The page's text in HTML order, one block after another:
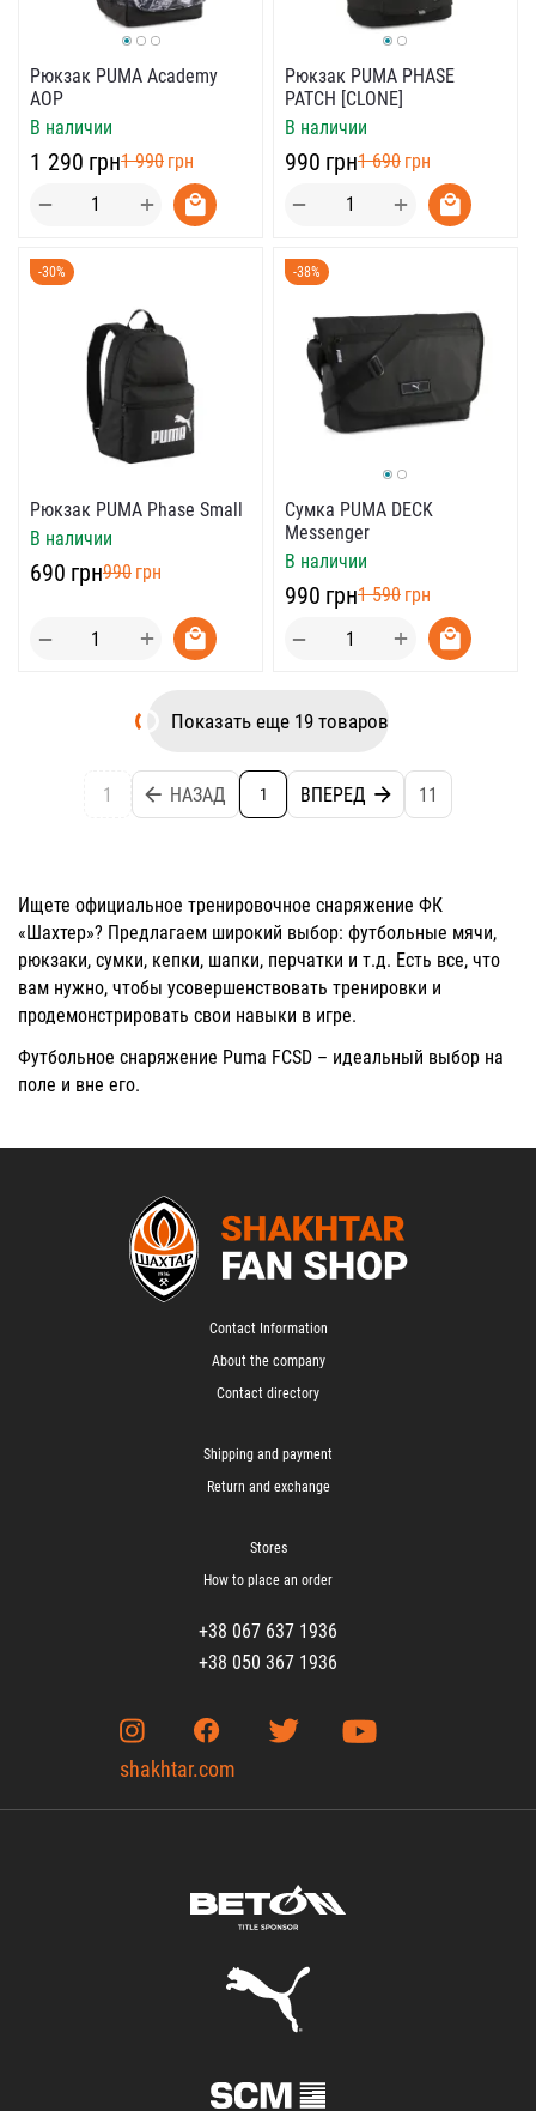
Рюкзак PUMA Academy
AOP
В наличии
‍1 290‍ грн‍1 990‍ грн
+
−
Рюкзак PUMA PHASE
PATCH [CLONE]
В наличии
‍990‍ грн‍1 690‍ грн
+
−
-30%
Рюкзак PUMA Phase Small
В наличии
‍690‍ грн‍990‍ грн
+
−
-38%
Сумка PUMA DECK
Messenger
В наличии
‍990‍ грн‍1 590‍ грн
+
−
Показать еще 19 товаров
1 НАЗАД 1 ВПЕРЕД 11
Ищете официальное тренировочное снаряжение ФК
«Шахтер»? Предлагаем широкий выбор: футбольные мячи,
рюкзаки, сумки, кепки, шапки, перчатки и т.д. Есть все, что
вам нужно, чтобы усовершенствовать тренировки и
продемонстрировать свои навыки в игре.
Футбольное снаряжение Puma FCSD – идеальный выбор на
поле и вне его.
Contact Information
About the company
Contact directory
Shipping and payment
Return and exchange
Stores
How to place an order
+38 067 637 1936
+38 050 367 1936
shakhtar.com